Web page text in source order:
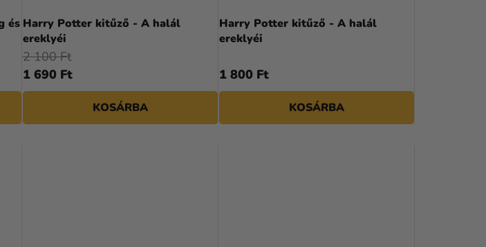
N
Z
É
és Harry Potter kitűző - A halál
ereklyéi
1 690 Ft
2 100 Ft
KOSÁRBA
Harry Potter kitűző - A halál
ereklyéi
1 800 Ft
KOSÁRBA